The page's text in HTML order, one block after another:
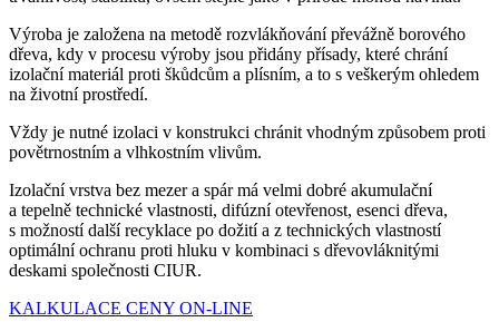
Výroba je založena na metodě rozvlákňování převážně borového
dřeva, kdy v procesu výroby jsou přidány přísady, které chrání
izolační materiál proti škůdcům a plísním, a to s veškerým ohledem
na životní prostředí.
Vždy je nutné izolaci v konstrukci chránit vhodným způsobem proti
povětrnostním a vlhkostním vlivům.
Izolační vrstva bez mezer a spár má velmi dobré akumulační
a tepelně technické vlastnosti, difúzní otevřenost, esenci dřeva,
s možností další recyklace po dožití a z technických vlastností
optimální ochranu proti hluku v kombinaci s dřevovláknitými
deskami společnosti CIUR.
KALKULACE CENY ON-LINE